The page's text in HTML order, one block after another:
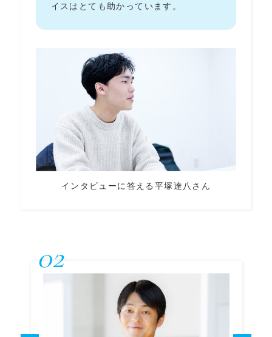
イスはとても助かっています。
インタビューに答える平塚達八さん
02